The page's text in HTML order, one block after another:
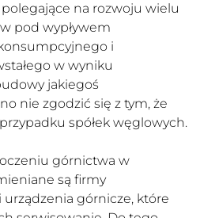
na rozwoju wielu
pod wypływem
i
w wyniku
jakiegoś
nie zgodzić się z tym, że
spółek węglowych.
górnictwa w
są firmy
górnicze, które